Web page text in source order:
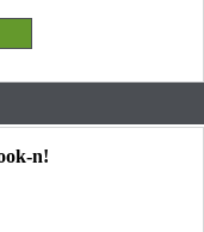
n!